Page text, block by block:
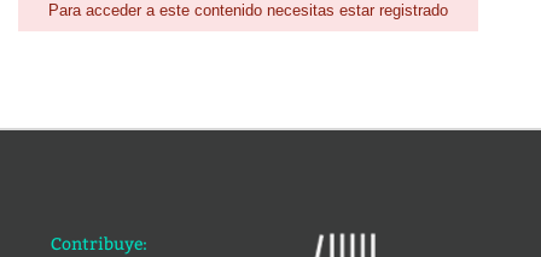
Para acceder a este contenido necesitas estar registrado
Contribuye: